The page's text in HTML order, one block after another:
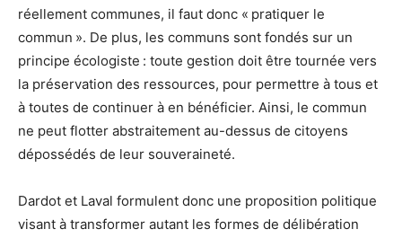
réellement communes, il faut donc « pratiquer le
commun ». De plus, les communs sont fondés sur un
principe écologiste : toute gestion doit être tournée vers
la préservation des ressources, pour permettre à tous et
à toutes de continuer à en bénéficier. Ainsi, le commun
ne peut flotter abstraitement au-dessus de citoyens
dépossédés de leur souveraineté.
Dardot et Laval formulent donc une proposition politique
visant à transformer autant les formes de délibération